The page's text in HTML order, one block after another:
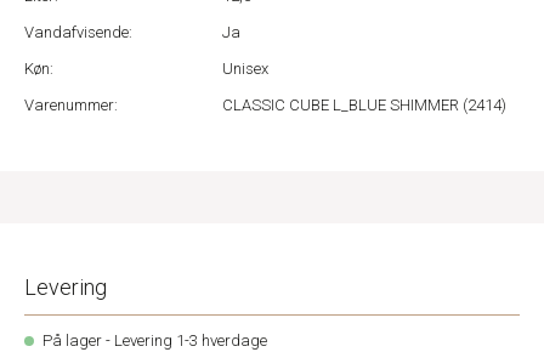
Vandafvisende:
Ja
Køn:
Unisex
Varenummer:
CLASSIC CUBE L_BLUE SHIMMER (2414)
Levering
På lager - Levering 1-3 hverdage